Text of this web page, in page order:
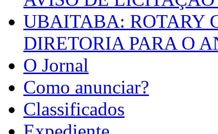
UBAITABA: ROTARY
DIRETORIA PARA O
O Jornal
Como anunciar?
Classificados